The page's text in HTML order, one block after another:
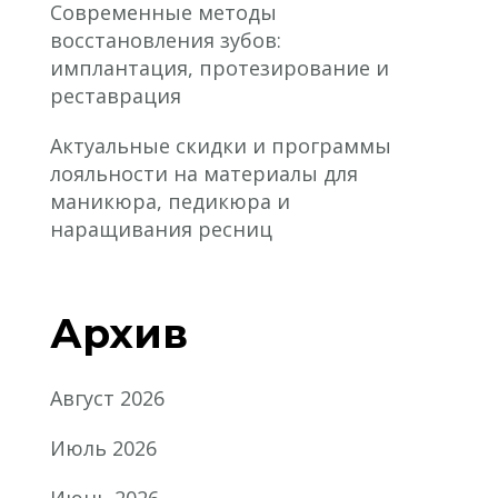
Современные методы
восстановления зубов:
имплантация, протезирование и
реставрация
Актуальные скидки и программы
лояльности на материалы для
маникюра, педикюра и
наращивания ресниц
Архив
Август 2026
Июль 2026